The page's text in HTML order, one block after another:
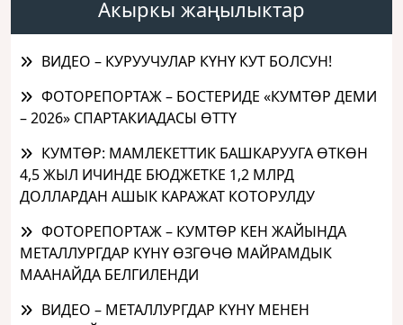
Акыркы жаңылыктар
ВИДЕО – КУРУУЧУЛАР КҮНҮ КУТ БОЛСУН!
ФОТОРЕПОРТАЖ – БОСТЕРИДЕ «КУМТӨР ДЕМИ
– 2026» СПАРТАКИАДАСЫ ӨТТҮ
КУМТӨР: МАМЛЕКЕТТИК БАШКАРУУГА ӨТКӨН
4,5 ЖЫЛ ИЧИНДЕ БЮДЖЕТКЕ 1,2 МЛРД
ДОЛЛАРДАН АШЫК КАРАЖАТ КОТОРУЛДУ
ФОТОРЕПОРТАЖ – КУМТӨР КЕН ЖАЙЫНДА
МЕТАЛЛУРГДАР КҮНҮ ӨЗГӨЧӨ МАЙРАМДЫК
МААНАЙДА БЕЛГИЛЕНДИ
ВИДЕО – МЕТАЛЛУРГДАР КҮНҮ МЕНЕН